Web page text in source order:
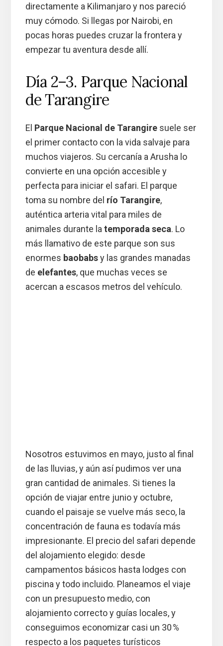
directamente a Kilimanjaro y nos pareció
muy cómodo. Si llegas por Nairobi, en
pocas horas puedes cruzar la frontera y
empezar tu aventura desde allí.
Día 2–3. Parque Nacional
de Tarangire
El Parque Nacional de Tarangiresuele ser
el primer contacto con la vida salvaje para
muchos viajeros. Su cercanía a Arusha lo
convierte en una opción accesible y
perfecta para iniciar el safari. El parque
toma su nombre del río Tarangire,
auténtica arteria vital para miles de
animales durante la temporada seca. Lo
más llamativo de este parque son sus
enormes baobabsy las grandes manadas
de elefantes, que muchas veces se
acercan a escasos metros del vehículo.
Nosotros estuvimos en mayo, justo al final
de las lluvias, y aún así pudimos ver una
gran cantidad de animales. Si tienes la
opción de viajar entre junio y octubre,
cuando el paisaje se vuelve más seco, la
concentración de fauna es todavía más
impresionante. El precio del safari depende
del alojamiento elegido: desde
campamentos básicos hasta lodges con
piscina y todo incluido. Planeamos el viaje
con un presupuesto medio, con
alojamiento correcto y guías locales, y
conseguimos economizar casi un 30 %
respecto a los paquetes turísticos